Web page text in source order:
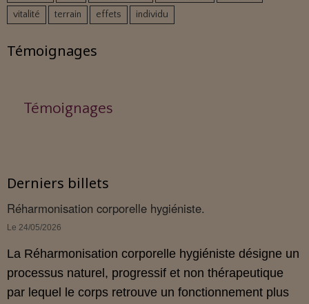
vitalité
terrain effets individu
Témoignages
Témoignages
Derniers billets
Réharmonisation corporelle hygiéniste.
Le 24/05/2026
La Réharmonisation corporelle hygiéniste désigne un
processus naturel, progressif et non thérapeutique
par lequel le corps retrouve un fonctionnement plus